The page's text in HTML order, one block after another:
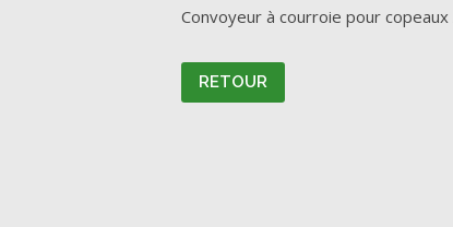
Convoyeur à courroie pour
RETOUR